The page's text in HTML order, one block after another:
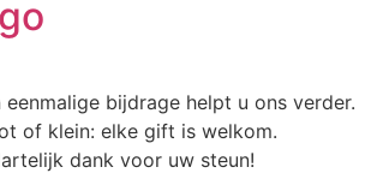
eenmalige bijdrage helpt u ons verder.
of klein: elke gift is welkom.
dank voor uw steun!